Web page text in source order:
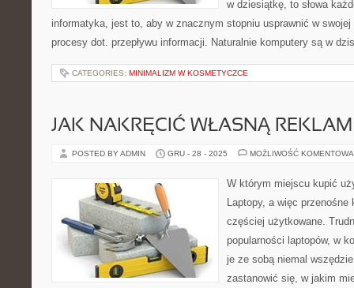
w dziesiątkę, to słowa
informatyka, jest to, aby w znacznym stopniu usprawnić w swojej
procesy dot. przepływu informacji. Naturalnie komputery są w
CATEGORIES: MINIMALIZM W KOSMETYCZCE
JAK NAKRĘCIĆ WŁASNĄ
POSTED BY ADMIN GRU - 28 - 2025 MOŻLIWOŚĆ
W którym miejscu kupić
Laptopy, a więc
częściej użytkowane.
popularności laptopów, w
je ze sobą niemal
zastanowić się, w jakim